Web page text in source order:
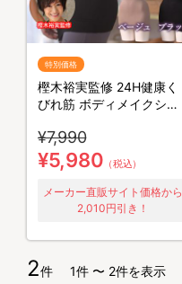
特別価格
樫木裕実監修 24H健康く
びれ筋 ボディメイクシェ
／1枚4役
¥7,990
¥5,980 （税込）
メーカー直販サイト価格から
2,010円引き！
2件 1件 〜 2件を表示